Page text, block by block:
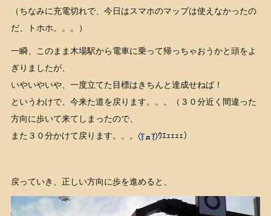
（ちなみに充電切れで、今日はスマホのマップは使えなかったの
だ、トホホ。。。）
一瞬、このまま木場駅から電車に乗って帰っちゃおうかと頭をよ
ぎりましたが、
いやいやいや、一度立てた目標はきちんと達成せねば！
というわけで、今来た道を戻ります。。。（３０分近く間違った
方向に歩いて来てしまったので、
また３０分かけて戻ります。。。
ｳｴｪｪｪｪ）
戻っていき、正しい方向に歩を進めると、